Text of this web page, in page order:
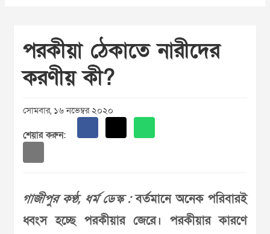
পরকীয়া ঠেকাতে নারীদের
করণীয় কী?
সোমবার, ১৬ নভেম্বর ২০২০
শেয়ার করুন:
গাজীপুর কণ্ঠ, ধর্ম ডেস্ক :বর্তমানে অনেক পরিবারই
ধ্বংস হচ্ছে পরকীয়ার জেরে। পরকীয়ার কারণে